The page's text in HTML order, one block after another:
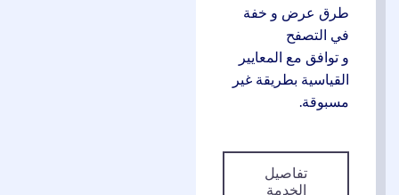
طرق عرض و خفة
في التصفح
و توافق مع المعايير
القياسية بطريقة غير
مسبوقة.
تفاصيل
الخدمة